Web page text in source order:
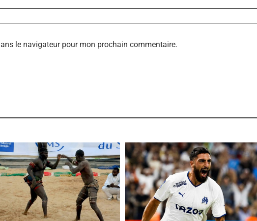
le navigateur pour mon prochain commentaire.